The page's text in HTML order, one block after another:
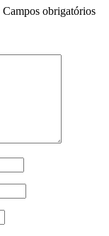
Campos obrigatórios